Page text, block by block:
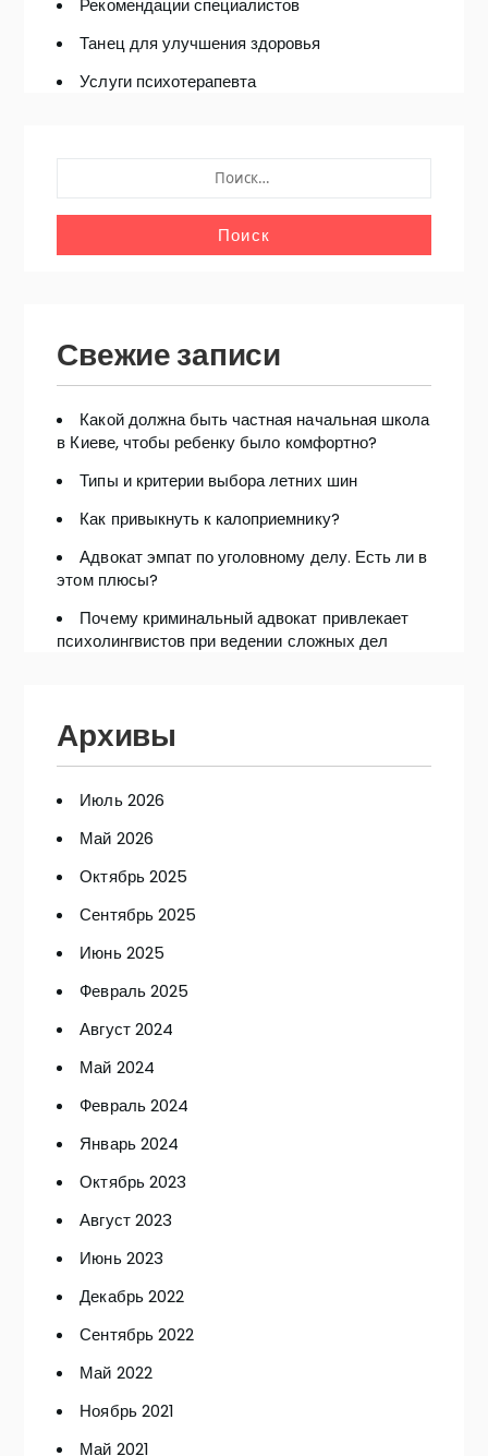
Рекомендации специалистов
Танец для улучшения здоровья
Услуги психотерапевта
Свежие записи
Какой должна быть частная начальная школа
в Киеве, чтобы ребенку было комфортно?
Типы и критерии выбора летних шин
Как привыкнуть к калоприемнику?
Адвокат эмпат по уголовному делу. Есть ли в
этом плюсы?
Почему криминальный адвокат привлекает
психолингвистов при ведении сложных дел
Архивы
Июль 2026
Май 2026
Октябрь 2025
Сентябрь 2025
Июнь 2025
Февраль 2025
Август 2024
Май 2024
Февраль 2024
Январь 2024
Октябрь 2023
Август 2023
Июнь 2023
Декабрь 2022
Сентябрь 2022
Май 2022
Ноябрь 2021
Май 2021